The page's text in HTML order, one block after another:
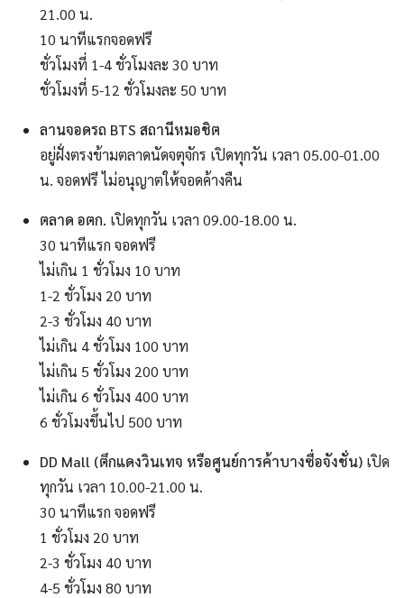
21.00 น.
10 นาทีแรกจอดฟรี
ชั่วโมงที่ 1-4 ชั่วโมงละ 30 บาท
ชั่วโมงที่ 5-12 ชั่วโมงละ 50 บาท
ลานจอดรถ BTS สถานีหมอชิต
อยู่ฝั่งตรงข้ามตลาดนัดจตุจักร เปิดทุกวัน เวลา 05.00-01.00
น. จอดฟรี ไม่อนุญาตให้จอดค้างคืน
ตลาด อตก. เปิดทุกวัน เวลา 09.00-18.00 น.
30 นาทีแรก จอดฟรี
ไม่เกิน 1 ชั่วโมง 10 บาท
1-2 ชั่วโมง 20 บาท
2-3 ชั่วโมง 40 บาท
ไม่เกิน 4 ชั่วโมง 100 บาท
ไม่เกิน 5 ชั่วโมง 200 บาท
ไม่เกิน 6 ชั่วโมง 400 บาท
6 ชั่วโมงขึ้นไป 500 บาท
DD Mall (ตึกแดงวินเทจ หรือศูนย์การค้าบางซื่อจังชั่น) เปิด
ทุกวัน เวลา 10.00-21.00 น.
30 นาทีแรก จอดฟรี
1 ชั่วโมง 20 บาท
2-3 ชั่วโมง 40 บาท
4-5 ชั่วโมง 80 บาท